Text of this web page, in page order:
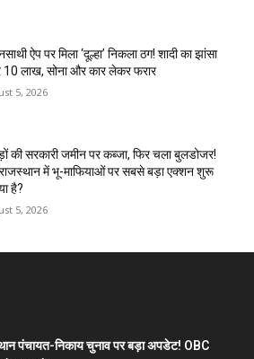
ऐप पर मिला ‘दूल्हा’ निकला ठग! शादी का झांसा
10 लाख, सोना और कार लेकर फरार
5, 2026
की सरकारी जमीन पर कब्जा, फिर चला बुलडोजर!
में भू-माफियाओं पर सबसे बड़ा एक्शन शुरू
है?
5, 2026
पंचायत-निकाय चुनाव पर बड़ा अपडेट! OBC